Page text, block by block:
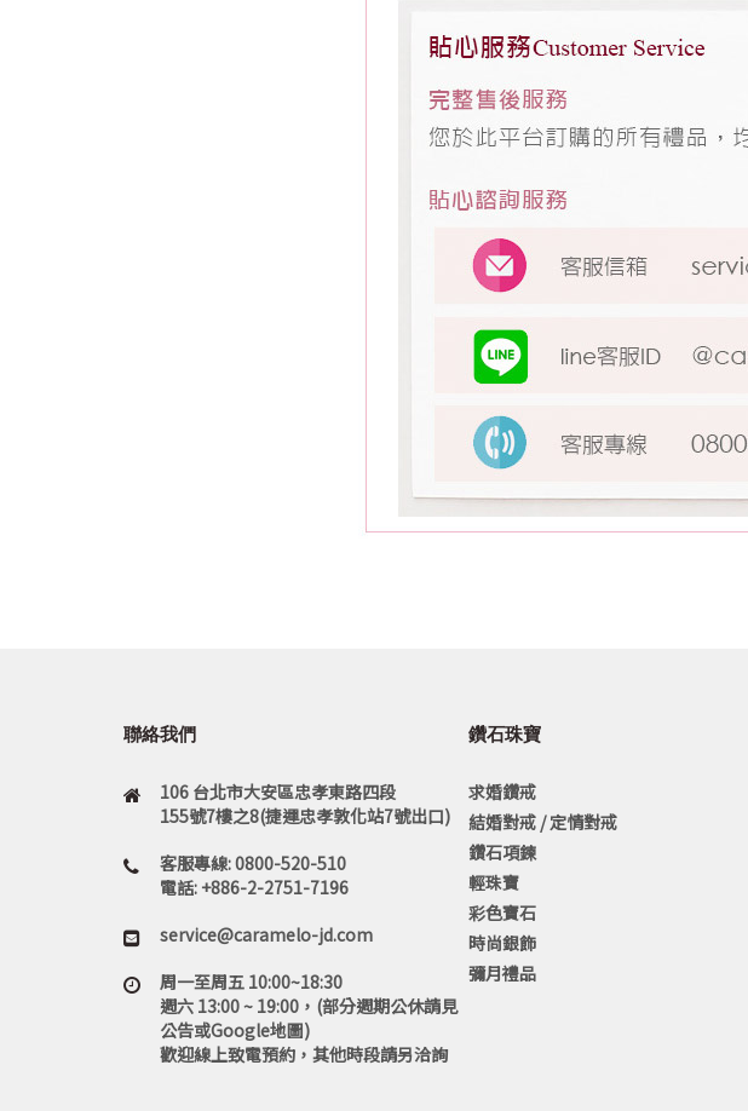
聯絡我們
106 台北市大安區忠孝東路四段
155號7樓之8(捷運忠孝敦化站7號出口)
客服專線: 0800-520-510
電話: +886-2-2751-7196
service@caramelo-jd.com
周一至周五 10:00~18:30
週六 13:00 ~ 19:00，(部分週期公休請見
公告或Google地圖)
歡迎線上致電預約，其他時段請另洽詢
鑽石珠寶
求婚鑽戒
結婚對戒 / 定情對戒
鑽石項鍊
輕珠寶
彩色寶石
時尚銀飾
彌月禮品